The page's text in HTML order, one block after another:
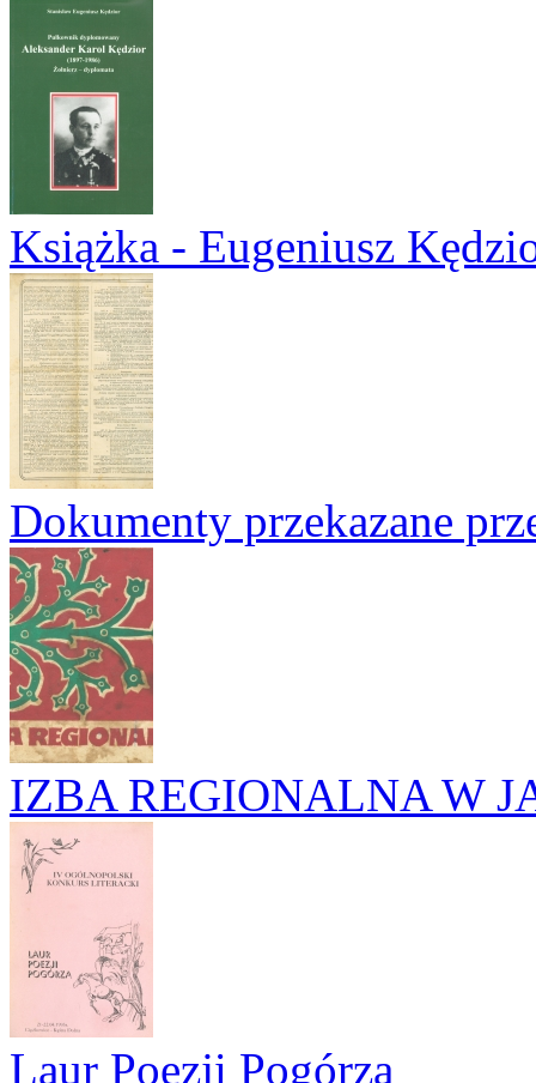
Książka - Eugeniusz
Dokumenty przekazane
IZBA REGIONALNA W
Laur Poezji Pogórza